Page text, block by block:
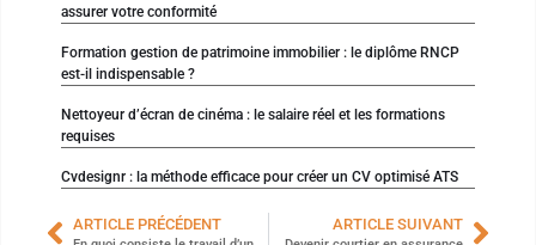
assurer votre conformité
Formation gestion de patrimoine immobilier : le diplôme RNCP
est-il indispensable ?
Nettoyeur d’écran de cinéma : le salaire réel et les formations
requises
Cvdesignr : la méthode efficace pour créer un CV optimisé ATS
ARTICLE PRÉCÉDENT ARTICLE SUIVANT